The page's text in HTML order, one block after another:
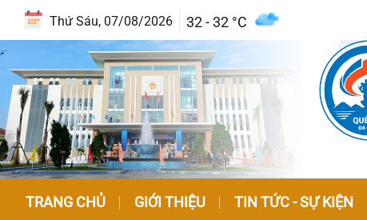
Thứ Sáu, 07/08/2026 32 - 32 °C
TRANG CHỦ GIỚI THIỆU TIN TỨC - SỰ KIỆN